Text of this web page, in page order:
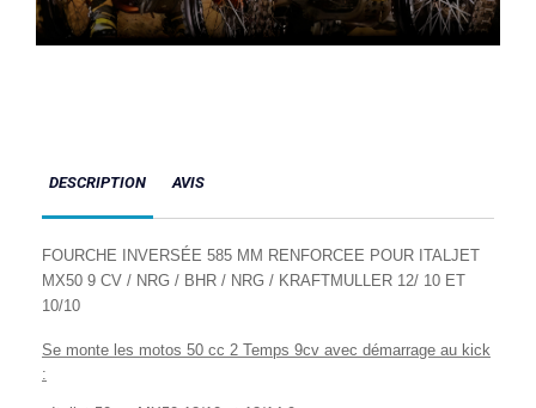
DESCRIPTION AVIS
FOURCHE INVERSÉE 585 MM RENFORCEE POUR ITALJET
MX50 9 CV / NRG / BHR / NRG / KRAFTMULLER 12/ 10 ET
10/10
Se monte les motos 50 cc 2 Temps 9cv avec démarrage au kick
: